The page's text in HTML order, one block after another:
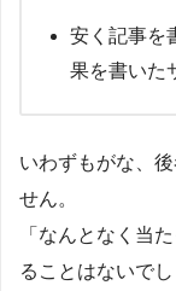
安く記事を
果を書いた
いわずもがな、
せん。
「なんとなく当
ることはないでし